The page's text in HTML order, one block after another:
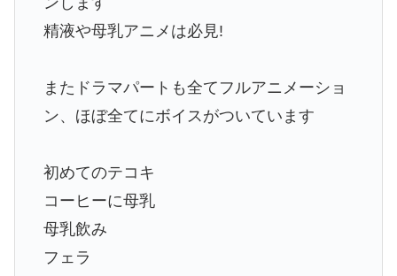
精液や母乳アニメは必見!
またドラマパートも全てフルアニメーショ
ン、ほぼ全てにボイスがついています
初めてのテコキ
コーヒーに母乳
母乳飲み
フェラ